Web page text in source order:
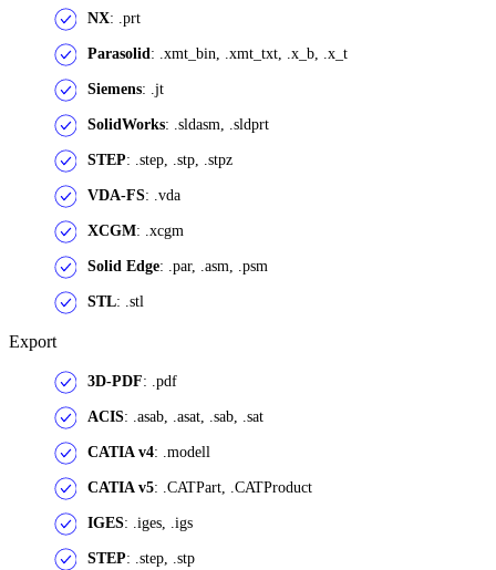
NX: .prt
Parasolid: .xmt_bin, .xmt_txt, .x_b, .x_t
Siemens: .jt
SolidWorks: .sldasm, .sldprt
STEP: .step, .stp, .stpz
VDA-FS: .vda
XCGM: .xcgm
Solid Edge: .par, .asm, .psm
STL: .stl
Export
3D-PDF: .pdf
ACIS: .asab, .asat, .sab, .sat
CATIA v4: .modell
CATIA v5: .CATPart, .CATProduct
IGES: .iges, .igs
STEP: .step, .stp